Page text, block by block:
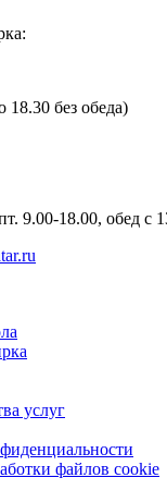
18.30 без обеда)
9.00-18.00, обед с
услуг
файлов cookie